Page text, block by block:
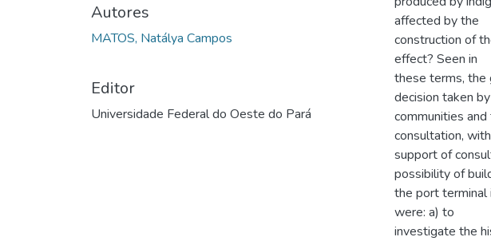
Autores
MATOS, Natálya Campos
Editor
Universidade Federal do Oeste do Pará
affected by the
construction of
effect? Seen in
these terms, the
decision taken by
communities
consultation,
support of
possibility of
the port terminal
were: a) to
investigate the